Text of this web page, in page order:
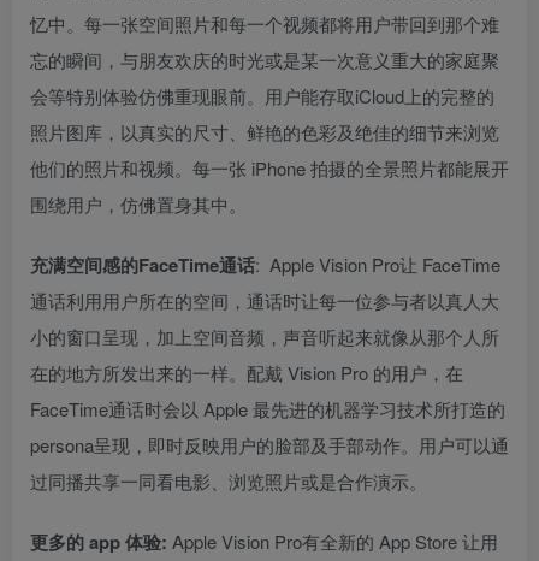
忆中。每一张空间照片和每一个视频都将用户带回到那个难
忘的瞬间，与朋友欢庆的时光或是某一次意义重大的家庭聚
会等特别体验仿佛重现眼前。用户能存取iCloud上的完整的
照片图库，以真实的尺寸、鲜艳的色彩及绝佳的细节来浏览
他们的照片和视频。每一张 iPhone 拍摄的全景照片都能展开
围绕用户，仿佛置身其中。
充满空间感的FaceTime通话: Apple Vision Pro让 FaceTime
通话利用用户所在的空间，通话时让每一位参与者以真人大
小的窗口呈现，加上空间音频，声音听起来就像从那个人所
在的地方所发出来的一样。配戴 Vision Pro 的用户，在
FaceTime通话时会以 Apple 最先进的机器学习技术所打造的
persona呈现，即时反映用户的脸部及手部动作。用户可以通
过同播共享一同看电影、浏览照片或是合作演示。
更多的 app 体验: Apple Vision Pro有全新的 App Store 让用